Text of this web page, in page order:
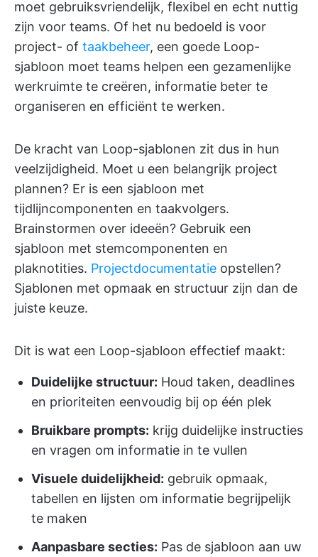
moet gebruiksvriendelijk, flexibel en echt nuttig
zijn voor teams. Of het nu bedoeld is voor
project- of taakbeheer, een goede Loop-
sjabloon moet teams helpen een gezamenlijke
werkruimte te creëren, informatie beter te
organiseren en efficiënt te werken.
De kracht van Loop-sjablonen zit dus in hun
veelzijdigheid. Moet u een belangrijk project
plannen? Er is een sjabloon met
tijdlijncomponenten en taakvolgers.
Brainstormen over ideeën? Gebruik een
sjabloon met stemcomponenten en
plaknotities. Projectdocumentatie opstellen?
Sjablonen met opmaak en structuur zijn dan de
juiste keuze.
Dit is wat een Loop-sjabloon effectief maakt:
Duidelijke structuur: Houd taken, deadlines
en prioriteiten eenvoudig bij op één plek
Bruikbare prompts: krijg duidelijke instructies
en vragen om informatie in te vullen
Visuele duidelijkheid: gebruik opmaak,
tabellen en lijsten om informatie begrijpelijk
te maken
Aanpasbare secties: Pas de sjabloon aan uw